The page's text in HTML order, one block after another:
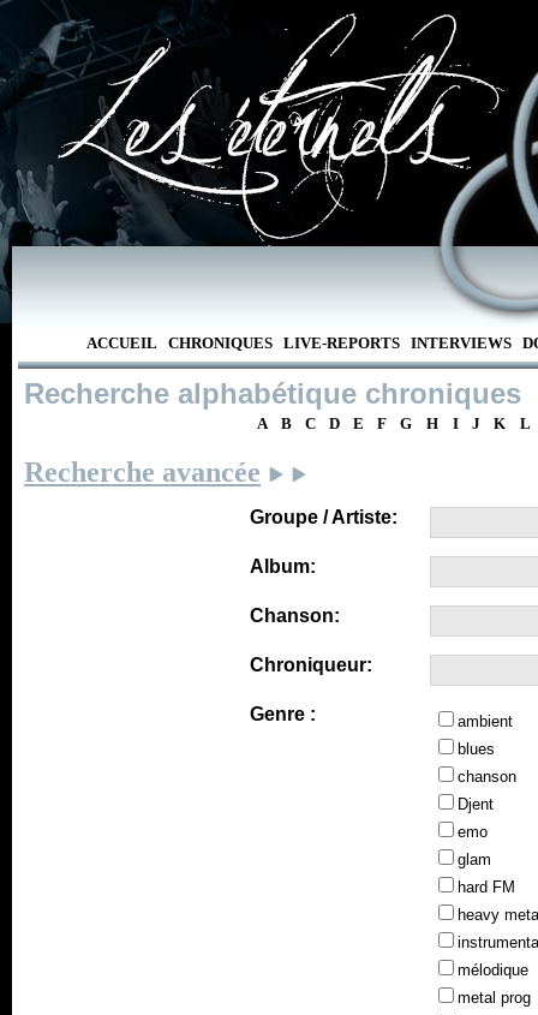
ACCUEIL CHRONIQUES LIVE-REPORTS INTERVIEWS
Recherche alphabétique chroniques
A B C D E F G H I J K L
Recherche avancée
Groupe / Artiste:
Album:
Chanson:
Chroniqueur:
Genre :
ambient
blues
chanson
Djent
emo
glam
hard FM
heavy
mélodique
metal prog